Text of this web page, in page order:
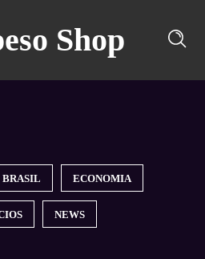
Shop
BRASIL ECONOMIA
NEWS